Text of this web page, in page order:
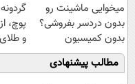
میخوایی ماشینت رو
بدون دردسر بفروشی؟
بدون کمیسیون
و
🔥
مطالب پیشنهادی